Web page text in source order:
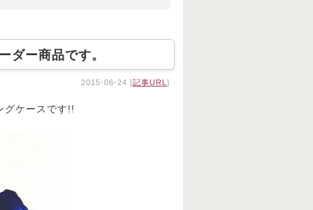
ー商品です。
2015-06-24 [記事URL ]
グケースです!!